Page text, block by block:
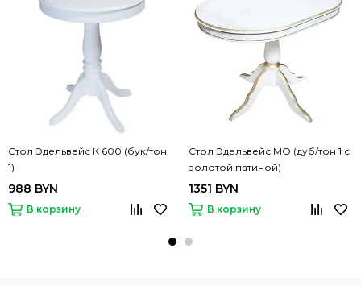
Стол Эдельвейс К 600 (бук/тон
1)
988 BYN
В корзину
Стол Эдельвейс МО (дуб/тон 1 с
золотой патиной)
1351 BYN
В корзину